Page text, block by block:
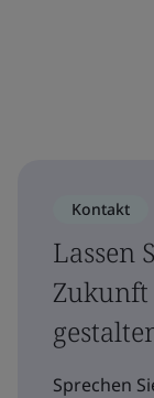
Kontakt
Lassen
Sprechen